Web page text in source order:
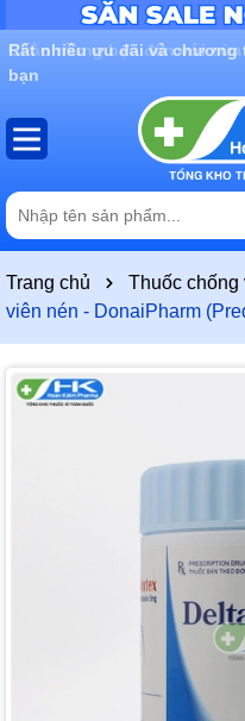
Rất nhiều ưu đãi và
bạn
Trang chủ Thuốc chống
viên nén - DonaiPharm